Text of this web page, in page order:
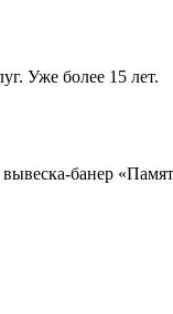
Уже более 15 лет.
банер